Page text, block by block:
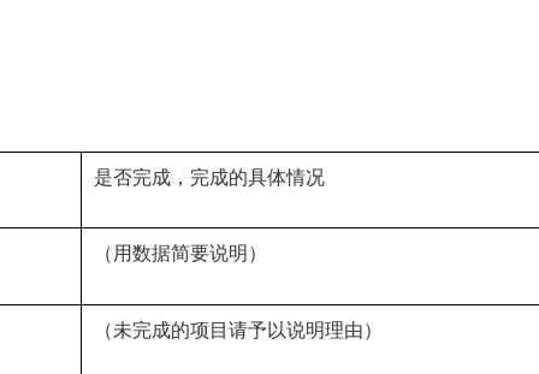
是否完成，完成的具体情况
（用数据简要说明）
（未完成的项目请予以说明理由）